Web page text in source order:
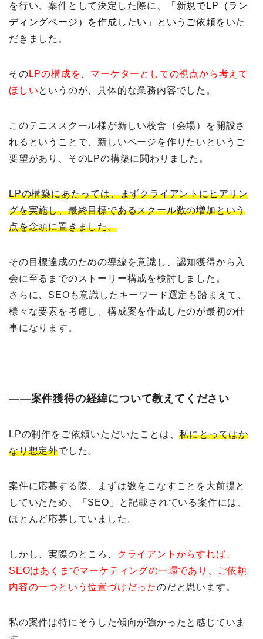
を行い、案件として決定した際に、
「新規でLP（ラン
ディングページ）を作成したい」というご依頼をいた
だきました。
そのLPの構成を、マーケターとしての視点から考えて
ほしいというのが、具体的な業務内容でした。
このテニススクール様が新しい校舎（会場）を開設さ
れるということで、新しいページを作りたいというご
要望があり、そのLPの構築に関わりました。
LPの構築にあたっては、まずクライアントにヒアリン
グを実施し、最終目標であるスクール数の増加という
点を念頭に置きました。
その目標達成のための導線を意識し、認知獲得から入
会に至るまでのストーリー構成を検討しました。
さらに、SEOも意識したキーワード選定も踏まえて、
様々な要素を考慮し、構成案を作成したのが最初の仕
事になります。
――案件獲得の経緯について教えてください
LPの制作をご依頼いただいたことは、私にとってはか
なり想定外でした。
案件に応募する際、まずは数をこなすことを大前提と
していたため、「SEO」と記載されている案件には、
ほとんど応募していました。
しかし、実際のところ、
クライアントからすれば、
SEOはあくまでマーケティングの一環であり、ご依頼
内容の一つという位置づけだったのだと思います。
私の案件は特にそうした傾向が強かったと感じていま